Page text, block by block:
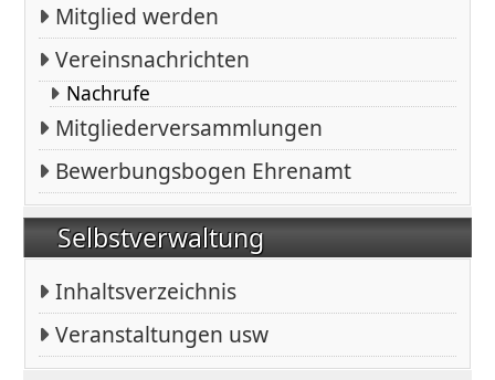
Mitglied werden
Vereinsnachrichten
Nachrufe
Mitgliederversammlungen
Bewerbungsbogen Ehrenamt
Selbstverwaltung
Inhaltsverzeichnis
Veranstaltungen usw